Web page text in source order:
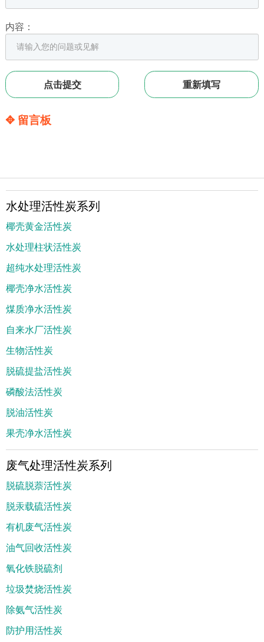
内容：
✥ 留言板
水处理活性炭系列
椰壳黄金活性炭
水处理柱状活性炭
超纯水处理活性炭
椰壳净水活性炭
煤质净水活性炭
自来水厂活性炭
生物活性炭
脱硫提盐活性炭
磷酸法活性炭
脱油活性炭
果壳净水活性炭
废气处理活性炭系列
脱硫脱萘活性炭
脱汞载硫活性炭
有机废气活性炭
油气回收活性炭
氧化铁脱硫剂
垃圾焚烧活性炭
除氨气活性炭
防护用活性炭